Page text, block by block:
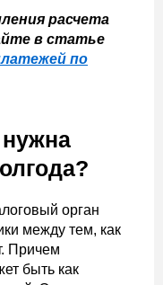
расчета
в статье
по
орган
между тем, как
Причем
быть как